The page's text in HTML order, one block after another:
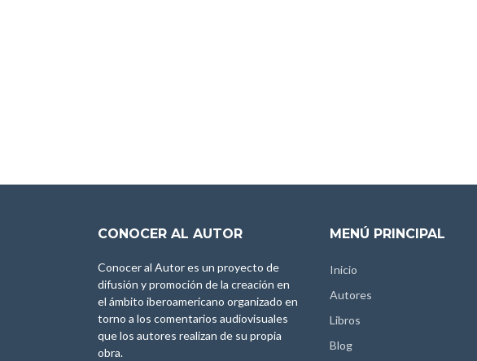
CONOCER AL AUTOR
Conocer al Autor es un proyecto de
difusión y promoción de la creación en
el ámbito iberoamericano organizado en
torno a los comentarios audiovisuales
que los autores realizan de su propia
obra.
MENÚ PRINCIPAL
Inicio
Autores
Libros
Blog